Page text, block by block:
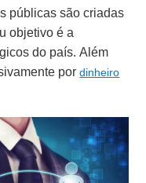
públicas são criadas
objetivo é a
do país. Além
pordinheiro